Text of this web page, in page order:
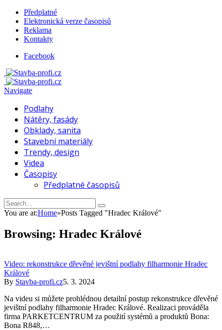
Předplatné
Elektronická verze časopisů
Reklama
Kontakty
Facebook
Navigate
Podlahy
Nátěry, fasády
Obklady, sanita
Stavební materiály
Trendy, design
Videa
Časopisy
Předplatné časopisů
You are at:Home»Posts Tagged "Hradec Králové"
Browsing: Hradec Králové
Video: rekonstrukce dřevěné jevištní podlahy filharmonie Hradec
Králové
By Stavba-profi.cz5. 3. 2024
Na videu si můžete prohlédnou detailní postup rekonstrukce dřevěné
jevištní podlahy filharmonie Hradec Králové. Realizaci prováděla
firma PARKETCENTRUM za použití systémů a produktů Bona:
Bona R848,…